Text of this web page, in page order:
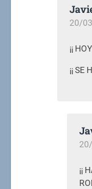
20/
¡¡
¡¡
¡¡